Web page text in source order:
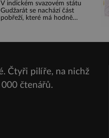
roste zlo?
V indickém svazovém státu
Gudžarát se nachází část
pobřeží, které má hodně
Čtyři pilíře, na nichž
čtenářů.